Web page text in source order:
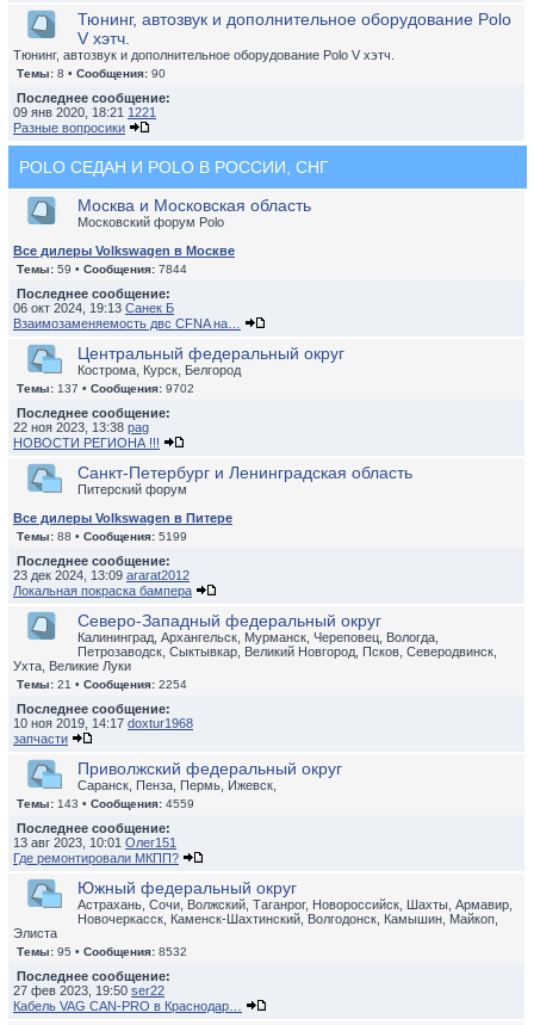
Тюнинг, автозвук и дополнительное оборудование Polo
V хэтч.
Тюнинг, автозвук и дополнительное оборудование Polo V хэтч.
Темы: 8 • Сообщения: 90
Последнее сообщение:
09 янв 2020, 18:21 1221
Разные вопросики
POLO СЕДАН И POLO В РОССИИ, СНГ
Москва и Московская область
Московский форум Polo
Все дилеры Volkswagen в Москве
Темы: 59 • Сообщения: 7844
Последнее сообщение:
06 окт 2024, 19:13 Санек Б
Взаимозаменяемость двс CFNA на…
Центральный федеральный округ
Кострома, Курск, Белгород
Темы: 137 • Сообщения: 9702
Последнее сообщение:
22 ноя 2023, 13:38 pag
НОВОСТИ РЕГИОНА !!!
Санкт-Петербург и Ленинградская область
Питерский форум
Все дилеры Volkswagen в Питере
Темы: 88 • Сообщения: 5199
Последнее сообщение:
23 дек 2024, 13:09 ararat2012
Локальная покраска бампера
Северо-Западный федеральный округ
Калининград, Архангельск, Мурманск, Череповец, Вологда,
Петрозаводск, Сыктывкар, Великий Новгород, Псков, Северодвинск,
Ухта, Великие Луки
Темы: 21 • Сообщения: 2254
Последнее сообщение:
10 ноя 2019, 14:17 doxtur1968
запчасти
Приволжский федеральный округ
Саранск, Пенза, Пермь, Ижевск,
Темы: 143 • Сообщения: 4559
Последнее сообщение:
13 авг 2023, 10:01 Олег151
Где ремонтировали МКПП?
Южный федеральный округ
Астрахань, Сочи, Волжский, Таганрог, Новороссийск, Шахты, Армавир,
Новочеркасск, Каменск-Шахтинский, Волгодонск, Камышин, Майкоп,
Элиста
Темы: 95 • Сообщения: 8532
Последнее сообщение:
27 фев 2023, 19:50 ser22
Кабель VAG CAN-PRO в Краснодар…